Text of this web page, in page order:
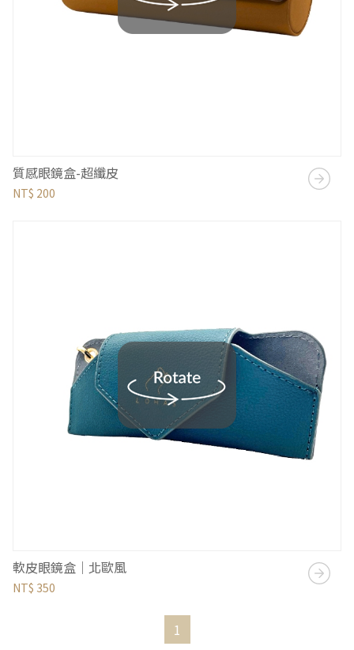
質感眼鏡盒-超纖皮
NT$ 200
軟皮眼鏡盒｜北歐風
NT$ 350
1